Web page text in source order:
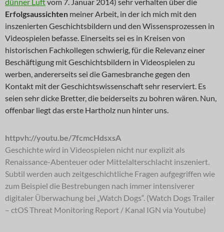
Erfolgsaussichten meiner Arbeit, in der ich mich mit den
inszenierten Geschichtsbildern und den Wissensprozessen in
Videospielen befasse. Einerseits sei es in Kreisen von
historischen Fachkollegen schwierig, für die Relevanz einer
Beschäftigung mit Geschichtsbildern in Videospielen zu
werben, andererseits sei die Gamesbranche gegen den
Kontakt mit der Geschichtswissenschaft sehr reserviert. Es
seien sehr dicke Bretter, die beiderseits zu bohren wären. Nun,
offenbar liegt das erste Hartholz nun hinter uns.
httpvh://youtu.be/7fcmcHdsxsA
Geschichte wird in Videospielen nicht nur explizit als
Renaissance-Abenteuer oder Mittelalterschlacht inszeniert.
Subtil werden auch zeitgeschichtliche Fragen aufgegriffen wie
zum Beispiel die Bestrebungen nach immer intensiverer
digitaler Überwachung bei „Watch Dogs“. (Watch Dogs Trailer
– ctOS Threat Monitoring Report / Kanal IGN via Youtube)